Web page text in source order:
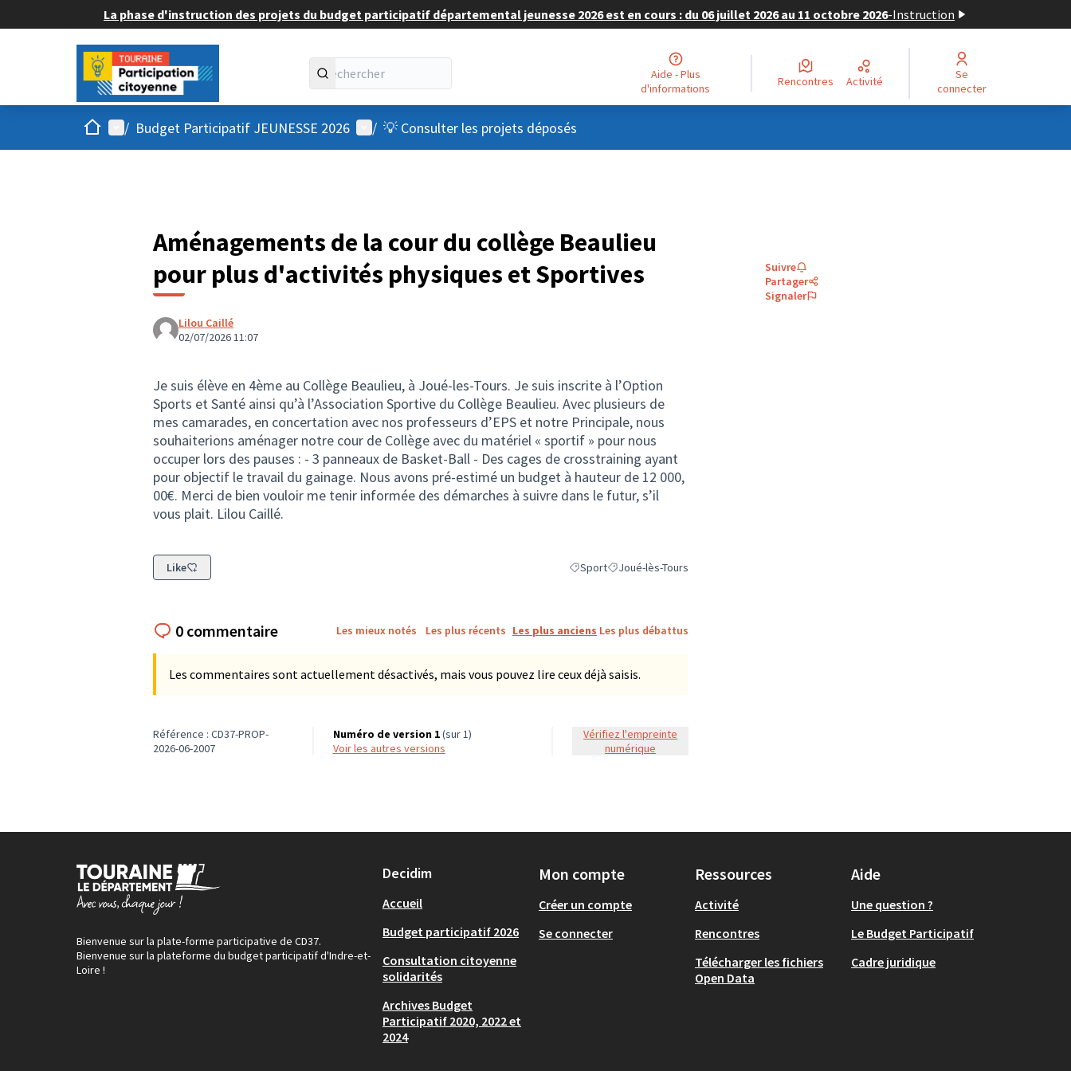
La phase d'instruction des projets du budget participatif départemental jeunesse 2026 est en cours : du 06 juillet 2026 au 11 octobre 2026-Instruction
Aide - Plus
d'informations
Rencontres Activité
Se
connecter
AccueilMenu principal
/ Budget Participatif JEUNESSE 2026 Menu utilisateur
/ 💡 Consulter les projets déposés
Aménagements de la cour du collège Beaulieu
pour plus d'activités physiques et Sportives
Lilou Caillé
02/07/2026 11:07
Je suis élève en 4ème au Collège Beaulieu, à Joué-les-Tours. Je suis inscrite à l’Option
Sports et Santé ainsi qu’à l’Association Sportive du Collège Beaulieu. Avec plusieurs de
mes camarades, en concertation avec nos professeurs d’EPS et notre Principale, nous
souhaiterions aménager notre cour de Collège avec du matériel « sportif » pour nous
occuper lors des pauses : - 3 panneaux de Basket-Ball - Des cages de crosstraining ayant
pour objectif le travail du gainage. Nous avons pré-estimé un budget à hauteur de 12 000,
00€. Merci de bien vouloir me tenir informée des démarches à suivre dans le futur, s’il
vous plait. Lilou Caillé.
Like Filtrer les résultats de la catégorie : Sport
SportFiltrer les résultats pour le secteur : Joué-lès-Tours
Joué-lès-Tours
Suivre
Partager
Signaler
0 commentaire Les mieux notés Les plus récents Les plus anciens Les plus débattus
Les commentaires sont actuellement désactivés, mais vous pouvez lire ceux déjà saisis.
Référence : CD37-PROP-
2026-06-2007
Numéro de version 1(sur 1)
voir les autres versions
Vérifiez l'empreinte
numérique
Bienvenue sur la plate-forme participative de CD37.
Bienvenue sur la plateforme du budget participatif d'Indre-et-
Loire !
Decidim
Accueil
Budget participatif 2026
Consultation citoyenne
solidarités
Archives Budget
Participatif 2020, 2022 et
2024
Mon compte
Créer un compte
Se connecter
Ressources
Activité
Rencontres
Télécharger les fichiers
Open Data
Aide
Une question ?
Le Budget Participatif
Cadre juridique